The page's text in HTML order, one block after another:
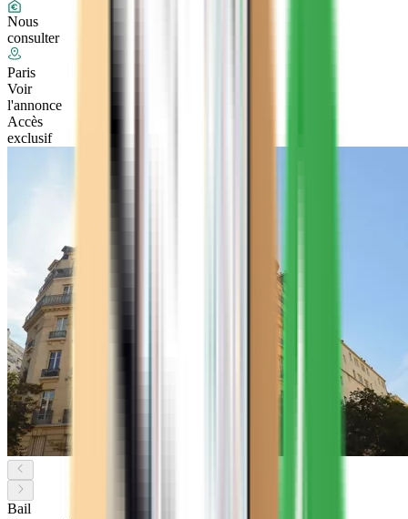
Nous
consulter
Paris
Voir
l'annonce
Accès
exclusif
Bail